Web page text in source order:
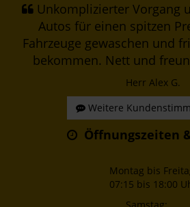
Unkomplizierter Vorgang
Autos für einen spitzen
Fahrzeuge gewaschen und
bekommen. Nett und
Herr Alex G.
Weitere
Öffnungszeiten
Montag bis
07:15 bis 18:00